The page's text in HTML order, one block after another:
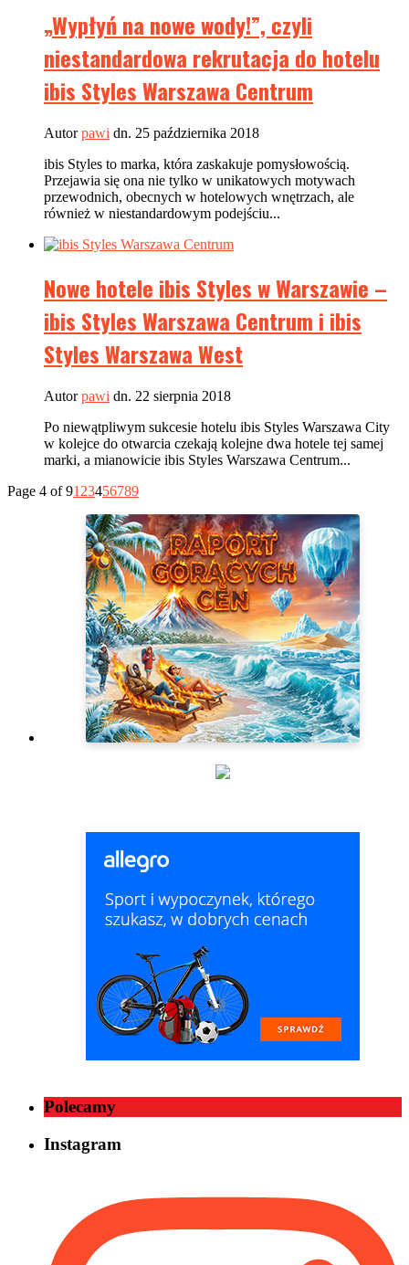
„Wypłyń na nowe wody!”, czyli
niestandardowa rekrutacja do hotelu
ibis Styles Warszawa Centrum
Autorpawi dn. 25 października 2018
ibis Styles to marka, która zaskakuje pomysłowością.
Przejawia się ona nie tylko w unikatowych motywach
przewodnich, obecnych w hotelowych wnętrzach, ale
również w niestandardowym podejściu...
Nowe hotele ibis Styles w Warszawie –
ibis Styles Warszawa Centrum i ibis
Styles Warszawa West
Autorpawi dn. 22 sierpnia 2018
Po niewątpliwym sukcesie hotelu ibis Styles Warszawa City
w kolejce do otwarcia czekają kolejne dwa hotele tej samej
marki, a mianowicie ibis Styles Warszawa Centrum...
Page 4 of 91 23456789
Polecamy
Instagram